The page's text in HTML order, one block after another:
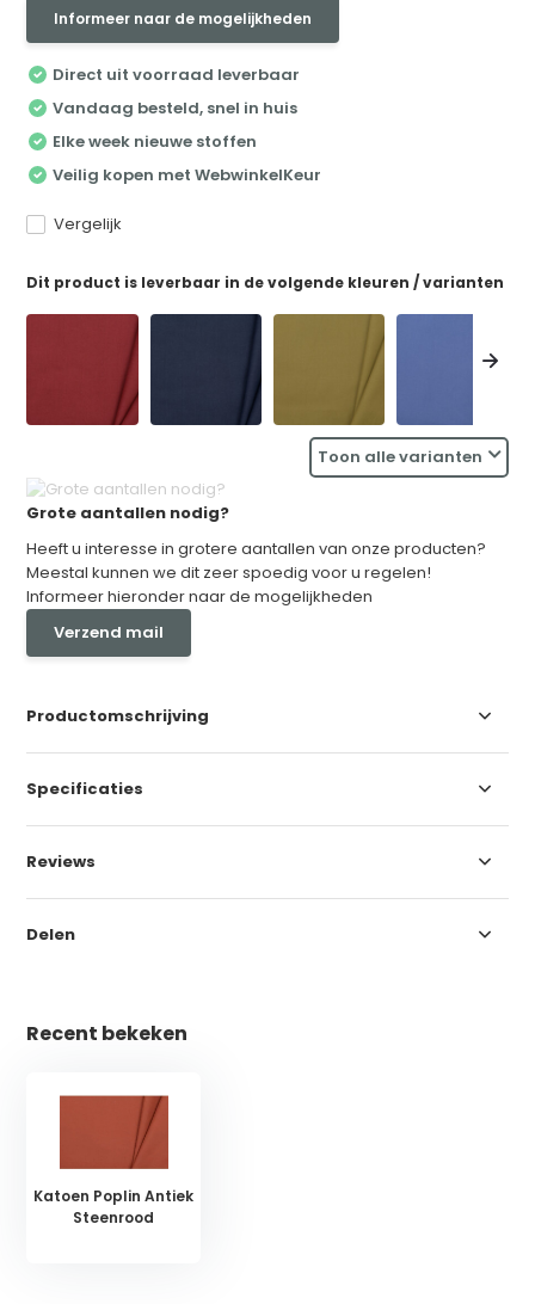
Informeer naar de mogelijkheden
Direct uit voorraad leverbaar
Vandaag besteld, snel in huis
Elke week nieuwe stoffen
Veilig kopen met WebwinkelKeur
Vergelijk
Dit product is leverbaar in de volgende kleuren / varianten
Toon alle varianten
Grote aantallen nodig?
Heeft u interesse in grotere aantallen van onze producten?
Meestal kunnen we dit zeer spoedig voor u regelen!
Informeer hieronder naar de mogelijkheden
Verzend mail
Productomschrijving
Specificaties
Reviews
Delen
Recent bekeken
Katoen Poplin Antiek
Steenrood